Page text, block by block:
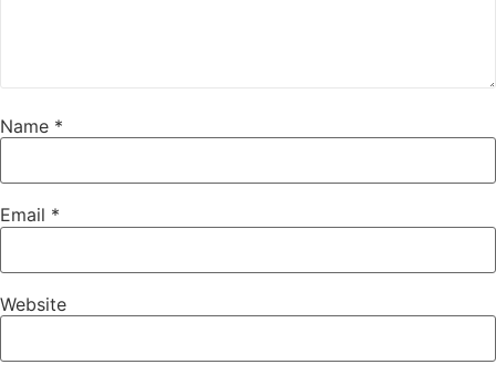
Name *
Email *
Website